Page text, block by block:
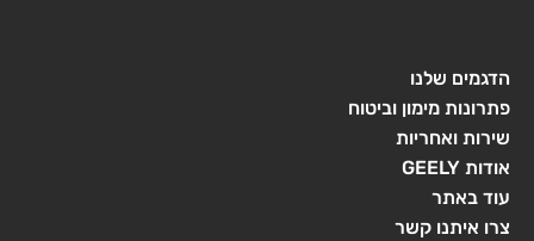
הדגמים שלנו
פתרונות מימון וביטוח
שירות ואחריות
אודות GEELY
עוד באתר
צרו איתנו קשר